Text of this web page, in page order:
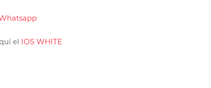
el IOS WHITE